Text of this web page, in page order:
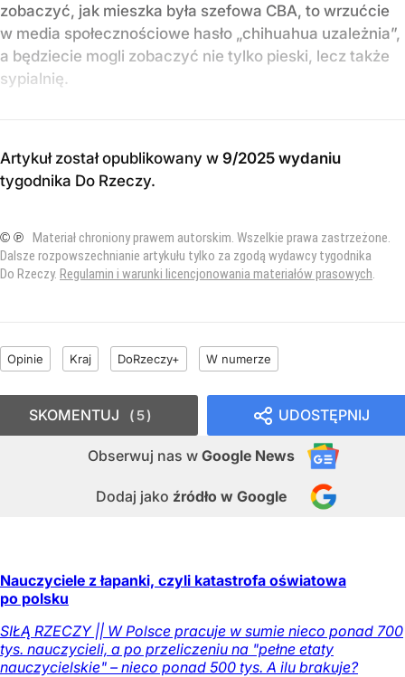
zobaczyć, jak mieszka była szefowa CBA, to wrzućcie
w media społecznościowe hasło „chihuahua uzależnia”,
a będziecie mogli zobaczyć nie tylko pieski, lecz także
sypialnię.
Artykuł został opublikowany w 9/2025 wydaniu
tygodnika Do Rzeczy.
© ℗ Materiał chroniony prawem autorskim. Wszelkie prawa zastrzeżone.
Dalsze rozpowszechnianie artykułu tylko za zgodą wydawcy tygodnika
Do Rzeczy. Regulamin i warunki licencjonowania materiałów prasowych
Opinie Kraj DoRzeczy+ W numerze
UDOSTĘPNIJ
Obserwuj nas w Google News
Dodaj jako źródło w Google
SKOMENTUJ 5
Nauczyciele z łapanki, czyli katastrofa oświatowa
po polsku
SIŁĄ RZECZY || W Polsce pracuje w sumie nieco ponad 700
tys. nauczycieli, a po przeliczeniu na "pełne etaty
nauczycielskie" – nieco ponad 500 tys. A ilu brakuje?